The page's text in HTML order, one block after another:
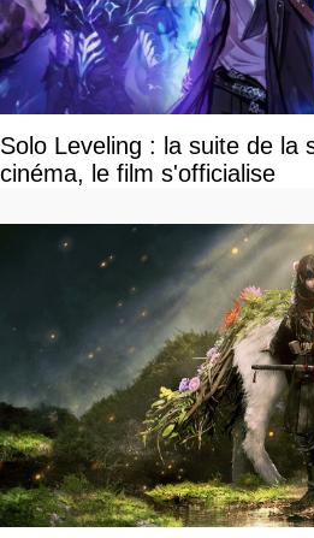
Solo Leveling : la suite de la
cinéma, le film s'officialise